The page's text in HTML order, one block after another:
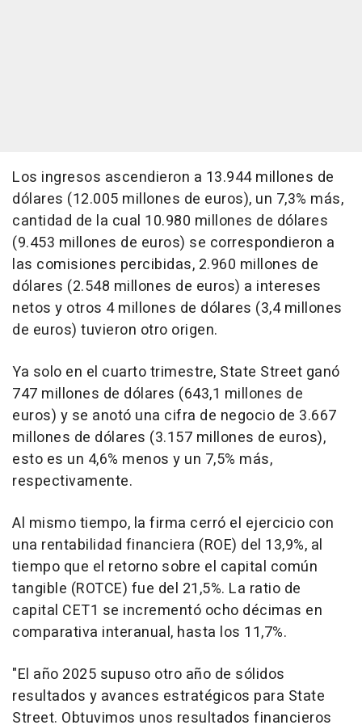
Los ingresos ascendieron a 13.944 millones de
dólares (12.005 millones de euros), un 7,3% más,
cantidad de la cual 10.980 millones de dólares
(9.453 millones de euros) se correspondieron a
las comisiones percibidas, 2.960 millones de
dólares (2.548 millones de euros) a intereses
netos y otros 4 millones de dólares (3,4 millones
de euros) tuvieron otro origen.
Ya solo en el cuarto trimestre, State Street ganó
747 millones de dólares (643,1 millones de
euros) y se anotó una cifra de negocio de 3.667
millones de dólares (3.157 millones de euros),
esto es un 4,6% menos y un 7,5% más,
respectivamente.
Al mismo tiempo, la firma cerró el ejercicio con
una rentabilidad financiera (ROE) del 13,9%, al
tiempo que el retorno sobre el capital común
tangible (ROTCE) fue del 21,5%. La ratio de
capital CET1 se incrementó ocho décimas en
comparativa interanual, hasta los 11,7%.
"El año 2025 supuso otro año de sólidos
resultados y avances estratégicos para State
Street. Obtuvimos unos resultados financieros